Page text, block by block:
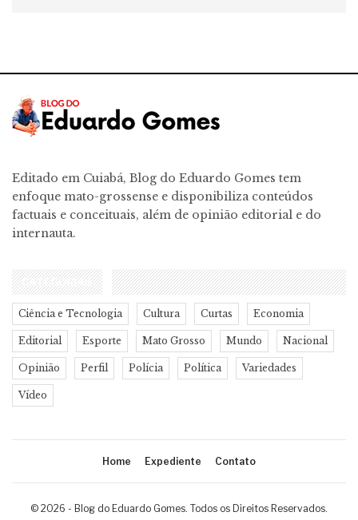
Editado em Cuiabá, Blog do Eduardo Gomes tem
enfoque mato-grossense e disponibiliza conteúdos
factuais e conceituais, além de opinião editorial e do
internauta.
CATEGORIAS
Ciência e Tecnologia Cultura Curtas Economia
Editorial Esporte Mato Grosso Mundo Nacional
Opinião Perfil Polícia Política Variedades
Vídeo
Home Expediente Contato
© 2026 - Blog do Eduardo Gomes. Todos os Direitos Reservados.